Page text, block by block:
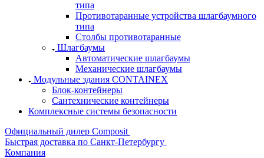
типа
Противотаранные устройства шлагбаумного
типа
Столбы противотаранные
Шлагбаумы
Автоматические шлагбаумы
Механические шлагбаумы
Модульные здания CONTAINEX
Блок-контейнеры
Сантехнические контейнеры
Комплексные системы безопасности
Официальный дилер Composit
Быстрая доставка по Санкт-Петербургу
Компания